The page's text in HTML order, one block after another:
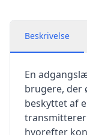
Beskrivelse
En
brugere, der
beskyttet af
hvorefter